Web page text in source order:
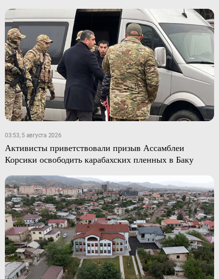
03:53, 5 августа 2026
Активисты приветствовали призыв Ассамблеи
Корсики освободить карабахских пленных в Баку